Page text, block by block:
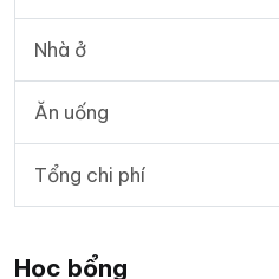
Nhà ở
Ăn uống
Tổng chi phí
Học bổng